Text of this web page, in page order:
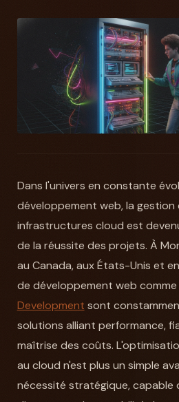
Dans l'univers en constante
développement web, la gestion
infrastructures cloud est
de la réussite des projets. À
au Canada, aux États-Unis et
de développement web comme
Development sont
solutions alliant performance,
maîtrise des coûts.
au cloud n'est plus un simple
nécessité stratégique, capable